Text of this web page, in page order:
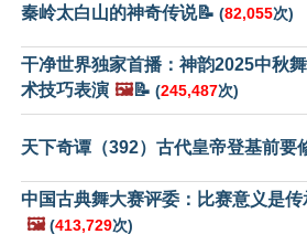
秦岭太白山的神奇传说📝 (82,055次)
干净世界独家首播：神韵2025中秋
术技巧表演 🖼️📝 (245,487次)
天下奇谭（392）古代皇帝登基前要
中国古典舞大赛评委：比赛意义是传
🖼️ (413,729次)